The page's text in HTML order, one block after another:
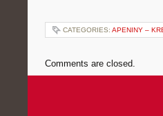
CATEGORIES: APENINY –
Comments are closed.